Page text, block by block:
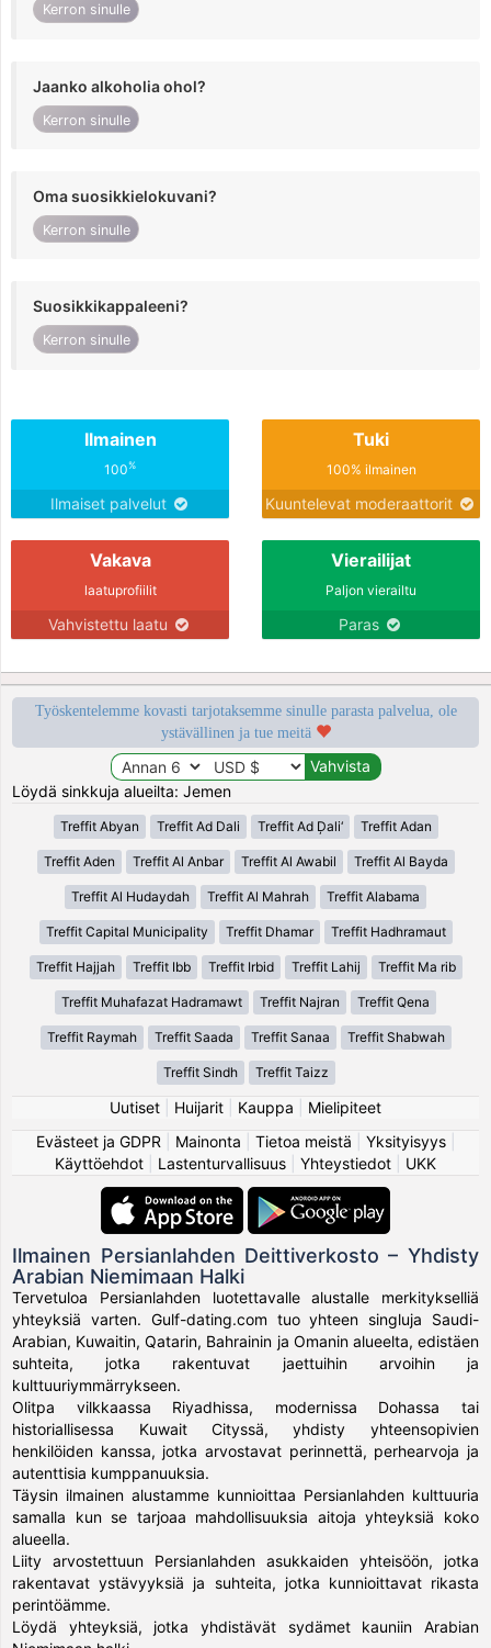
Kerron sinulle
Jaanko alkoholia ohol?
Kerron sinulle
Oma suosikkielokuvani?
Kerron sinulle
Suosikkikappaleeni?
Kerron sinulle
Ilmainen
100%
Ilmaiset palvelut
Tuki
100% ilmainen
Kuuntelevat moderaattorit
Vakava
laatuprofiilit
Vahvistettu laatu
Vierailijat
Paljon vierailtu
Paras
Työskentelemme kovasti tarjotaksemme sinulle parasta palvelua, ole
ystävällinen ja tue meitä
Löydä sinkkuja alueilta: Jemen
Treffit Abyan Treffit Ad Dali Treffit Ad Ḑali‘ Treffit Adan
Treffit Aden Treffit Al Anbar Treffit Al Awabil Treffit Al Bayda
Treffit Al Hudaydah Treffit Al Mahrah Treffit Alabama
Treffit Capital Municipality Treffit Dhamar Treffit Hadhramaut
Treffit Hajjah Treffit Ibb Treffit Irbid Treffit Lahij Treffit Ma rib
Treffit Muhafazat Hadramawt Treffit Najran Treffit Qena
Treffit Raymah Treffit Saada Treffit Sanaa Treffit Shabwah
Treffit Sindh Treffit Taizz
Uutiset Huijarit Kauppa
Mielipiteet
Evästeet ja GDPR
Mainonta Tietoa meistä Yksityisyys|
Käyttöehdot
Lastenturvallisuus Yhteystiedot UKK
Ilmainen Persianlahden Deittiverkosto – Yhdisty
Arabian Niemimaan Halki
Tervetuloa Persianlahden luotettavalle alustalle merkitykselliä
yhteyksiä varten. Gulf-dating.com tuo yhteen singluja Saudi-
Arabian, Kuwaitin, Qatarin, Bahrainin ja Omanin alueelta, edistäen
suhteita, jotka rakentuvat jaettuihin arvoihin ja
kulttuuriymmärrykseen.
Olitpa vilkkaassa Riyadhissa, modernissa Dohassa tai
historiallisessa Kuwait Cityssä, yhdisty yhteensopivien
henkilöiden kanssa, jotka arvostavat perinnettä, perhearvoja ja
autenttisia kumppanuuksia.
Täysin ilmainen alustamme kunnioittaa Persianlahden kulttuuria
samalla kun se tarjoaa mahdollisuuksia aitoja yhteyksiä koko
alueella.
Liity arvostettuun Persianlahden asukkaiden yhteisöön, jotka
rakentavat ystävyyksiä ja suhteita, jotka kunnioittavat rikasta
perintöämme.
Löydä yhteyksiä, jotka yhdistävät sydämet kauniin Arabian